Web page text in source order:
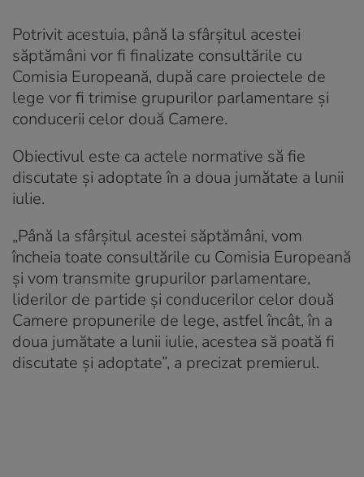
Potrivit acestuia, până la sfârșitul acestei
săptămâni vor fi finalizate consultările cu
Comisia Europeană, după care proiectele de
lege vor fi trimise grupurilor parlamentare și
conducerii celor două Camere.
Obiectivul este ca actele normative să fie
discutate și adoptate în a doua jumătate a lunii
iulie.
„Până la sfârșitul acestei săptămâni, vom
încheia toate consultările cu Comisia Europeană
și vom transmite grupurilor parlamentare,
liderilor de partide și conducerilor celor două
Camere propunerile de lege, astfel încât, în a
doua jumătate a lunii iulie, acestea să poată fi
discutate și adoptate”, a precizat premierul.